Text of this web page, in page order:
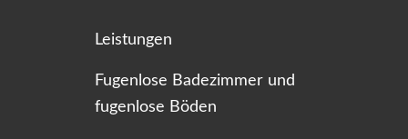
Leistungen
Fugenlose Badezimmer und
fugenlose Böden